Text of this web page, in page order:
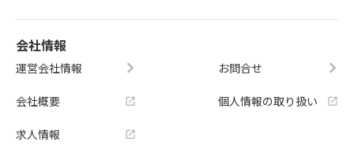
会社情報
運営会社情報
会社概要
求人情報
お問合せ
個人情報の取り扱い